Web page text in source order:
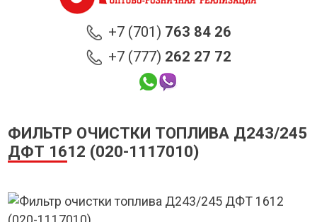
+7 (701) 763 84 26
+7 (777) 262 27 72
ФИЛЬТР ОЧИСТКИ ТОПЛИВА Д243/245
ДФТ 1612 (020-1117010)